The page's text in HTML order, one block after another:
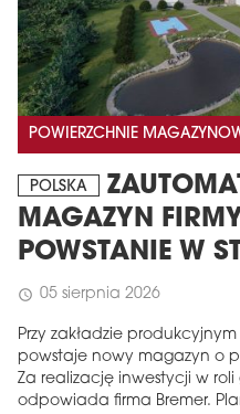
POWIERZCHNIE
POLSKA
MAGAZYN
POWSTANIE W
schedule 05 sierpnia 2026
Przy zakładzie
powstaje nowy magazyn o
Za realizację inwestycji w
odpowiada firma Bremer.